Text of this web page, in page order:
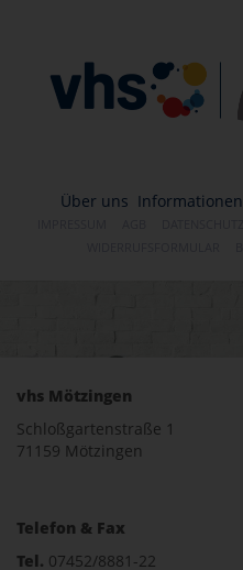
Über uns Informationen
vhs Mötzingen
Schloßgartenstraße 1
71159 Mötzingen
Telefon & Fax
Tel. 07452/8881-22